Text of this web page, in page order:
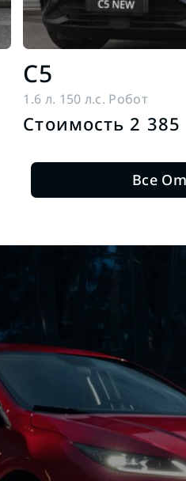
C5
1.6 л. 150 л.с. Робот
Стоимость 2 385
Все